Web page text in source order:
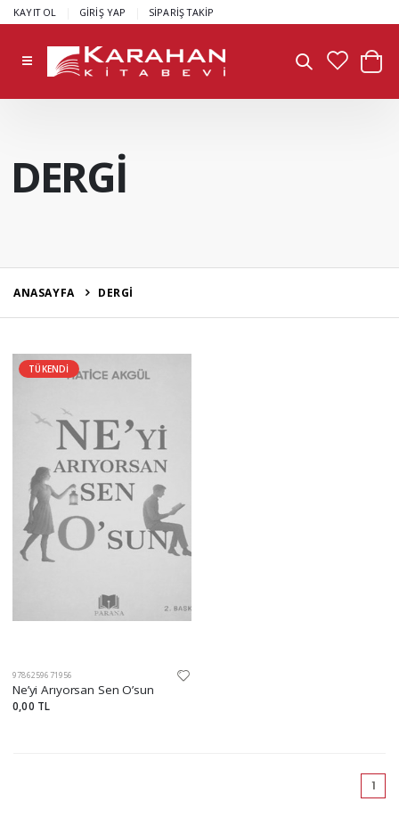
KAYIT OL GİRİŞ YAP SİPARİŞ TAKİP
DERGİ
ANASAYFA DERGİ
TÜKENDİ
9786259671956
Ne’yi Arıyorsan Sen O’sun
0,00 TL
1